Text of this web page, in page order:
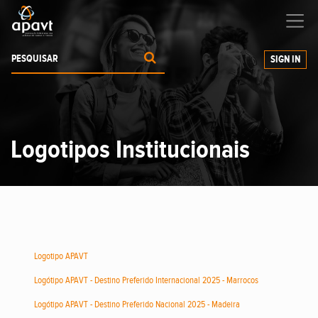
a expandir os seus negócios
SIGN IN
Logotipos Institucionais
Logotipo APAVT
Logótipo APAVT - Destino Preferido Internacional 2025 - Marrocos
Logótipo APAVT - Destino Preferido Nacional 2025 - Madeira